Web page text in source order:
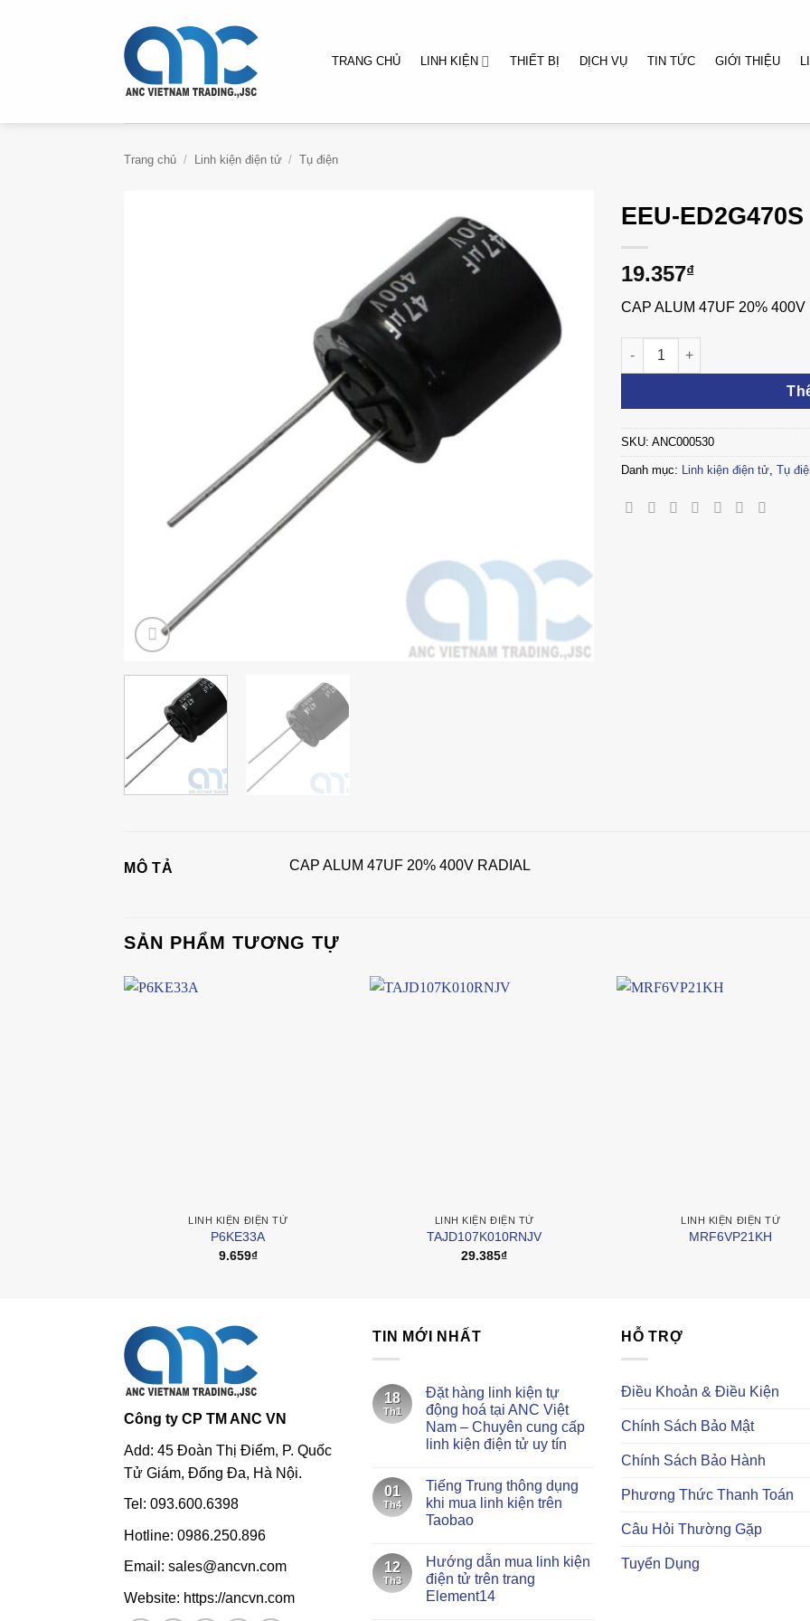
TRANG CHỦ LINH KIỆN THIẾT BỊ DỊCH VỤ TIN TỨC GIỚI THIỆU
Trang chủ / Linh kiện điện tử / Tụ điện
EEU-ED2G470S
19.357₫
CAP ALUM 47UF 20% 400V
EEU-ED2G470S số lượng
SKU: ANC000530
Danh mục: Linh kiện điện tử Tụ
MÔ TẢ CAP ALUM 47UF 20% 400V RADIAL
SẢN PHẨM TƯƠNG TỰ
LINH KIỆN ĐIỆN TỬ
P6KE33A
9.659₫
LINH KIỆN ĐIỆN TỬ
TAJD107K010RNJV
29.385₫
LINH KIỆN ĐIỆN TỬ
MRF6VP21KH
Công ty CP TM ANC VN
Add: 45 Đoàn Thị Điểm, P. Quốc
Tử Giám, Đống Đa, Hà Nội.
Tel: 093.600.6398
Hotline: 0986.250.896
Email: sales@ancvn.com
Website: https://ancvn.com
TIN MỚI NHẤT
18
Th1
Đặt hàng linh kiện tự
động hoá tại ANC Việt
Nam – Chuyên cung cấp
linh kiện điện tử uy tín
bình
luận
ở
Đặt
kiện
tự
động
hoá
tại
01
Th4
Tiếng Trung thông dụng
khi mua linh kiện trên
Taobao
bình
luận
ở
Tiếng
12
Th3
Hướng dẫn mua linh kiện
điện tử trên trang
Element14
HỖ TRỢ
Điều Khoản & Điều Kiện
Chính Sách Bảo Mật
Chính Sách Bảo Hành
Phương Thức Thanh Toán
Câu Hỏi Thường Gặp
Tuyển Dụng